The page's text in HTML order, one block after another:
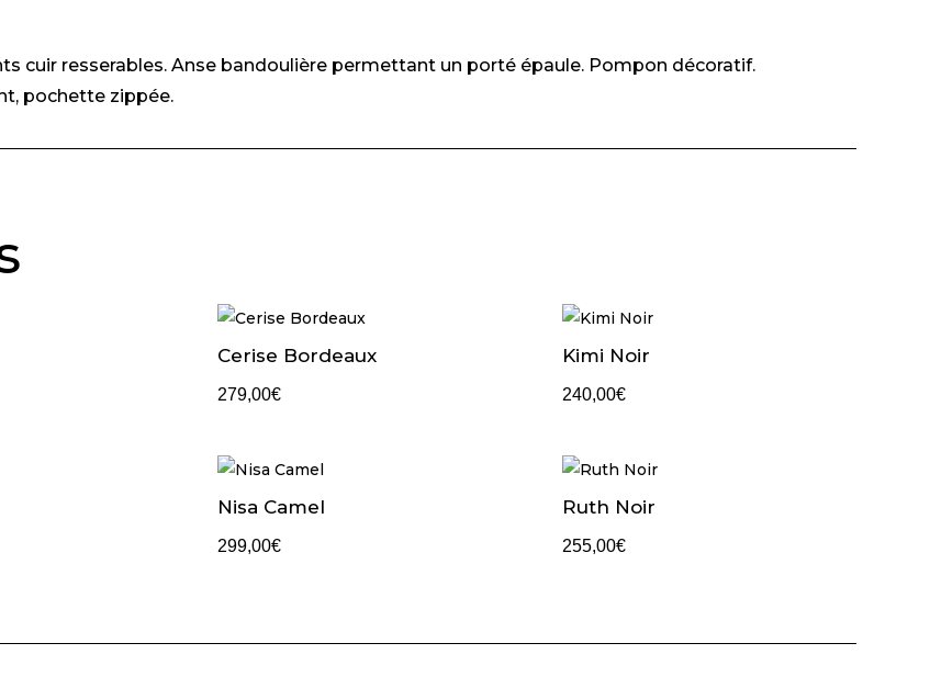
cuir resserables. Anse bandoulière permettant un porté épaule. Pompon décoratif.
pochette zippée.
Cerise Bordeaux
279,00€
Kimi Noir
240,00€
Nisa Camel
299,00€
Ruth Noir
255,00€